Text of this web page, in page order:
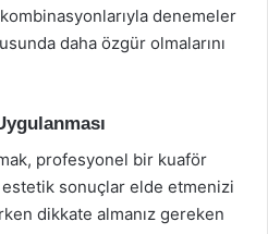
denemeler
daha özgür olmalarını
profesyonel bir kuaför
estetik sonuçlar elde etmenizi
dikkate almanız gereken